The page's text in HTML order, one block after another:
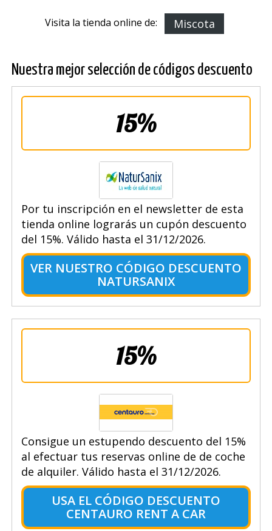
Visita la tienda online de: Miscota
Nuestra mejor selección de códigos descuento
15%
Por tu inscripción en el newsletter de esta
tienda online lograrás un cupón descuento
del 15%. Válido hasta el 31/12/2026.
VER NUESTRO CÓDIGO DESCUENTO
NATURSANIX
15%
Consigue un estupendo descuento del 15%
al efectuar tus reservas online de de coche
de alquiler. Válido hasta el 31/12/2026.
USA EL CÓDIGO DESCUENTO
CENTAURO RENT A CAR